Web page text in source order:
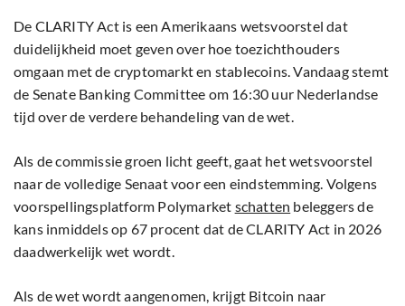
De CLARITY Act is een Amerikaans wetsvoorstel dat
duidelijkheid moet geven over hoe toezichthouders
omgaan met de cryptomarkt en stablecoins. Vandaag stemt
de Senate Banking Committee om 16:30 uur Nederlandse
tijd over de verdere behandeling van de wet.
Als de commissie groen licht geeft, gaat het wetsvoorstel
naar de volledige Senaat voor een eindstemming. Volgens
voorspellingsplatform Polymarket schatten beleggers de
kans inmiddels op 67 procent dat de CLARITY Act in 2026
daadwerkelijk wet wordt.
Als de wet wordt aangenomen, krijgt Bitcoin naar